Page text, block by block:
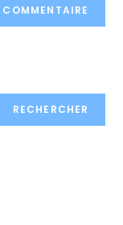
RECHERCHER